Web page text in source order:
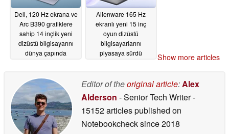
Dell, 120 Hz ekrana ve
Arc B390 grafiklere
sahip 14 inçlik yeni
dizüstü bilgisayarını
dünya çapında
Alienware 165 Hz
ekranlı yeni 15 inç
oyun dizüstü
bilgisayarlarını
piyasaya sürdü
Show more articles
Editor of theoriginal article:Alex
Alderson - Senior Tech Writer-
15152 articles published on
Notebookchecksince 2018